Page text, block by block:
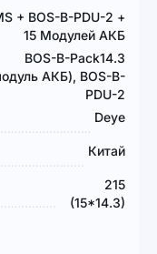
+ BOS-B-PDU-2 +
15 Модулей АКБ
BOS-B-Pack14.3
АКБ), BOS-B-
PDU-2
Deye
Китай
215
(15*14.3)